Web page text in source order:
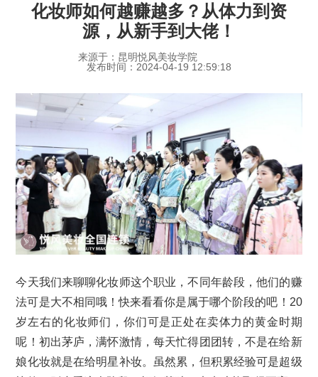
化妆师如何越赚越多？从体力到资
源，从新手到大佬！
来源于：昆明悦风美妆学院
发布时间：2024-04-19 12:59:18
今天我们来聊聊化妆师这个职业，不同年龄段，他们的赚
法可是大不相同哦！快来看看你是属于哪个阶段的吧！20
岁左右的化妆师们，你们可是正处在卖体力的黄金时期
呢！初出茅庐，满怀激情，每天忙得团团转，不是在给新
娘化妆就是在给明星补妆。虽然累，但积累经验可是超级